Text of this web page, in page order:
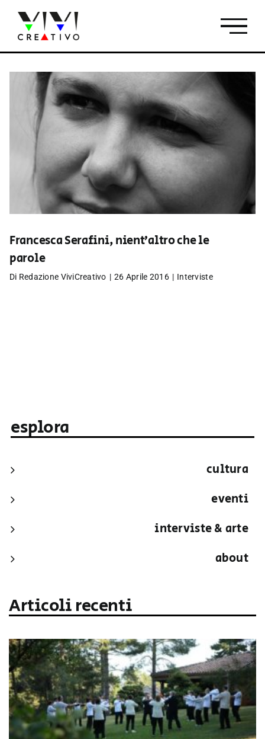
contenuto
Francesca Serafini, nient’altro che le
parole
Di Redazione ViviCreativo | 26 Aprile 2016 | Interviste
esplora
cultura
eventi
interviste & arte
about
Articoli recenti